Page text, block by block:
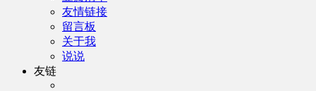
友情链接
留言板
关于我
说说
友链